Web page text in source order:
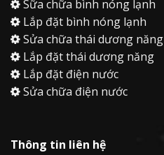
Sữa chữa bình nóng lạnh
Lắp đặt bình nóng lạnh
Sửa chữa thái dương năng
Lắp đặt thái dương năng
Lắp đặt điện nước
Sửa chữa điện nước
Thông tin liên hệ